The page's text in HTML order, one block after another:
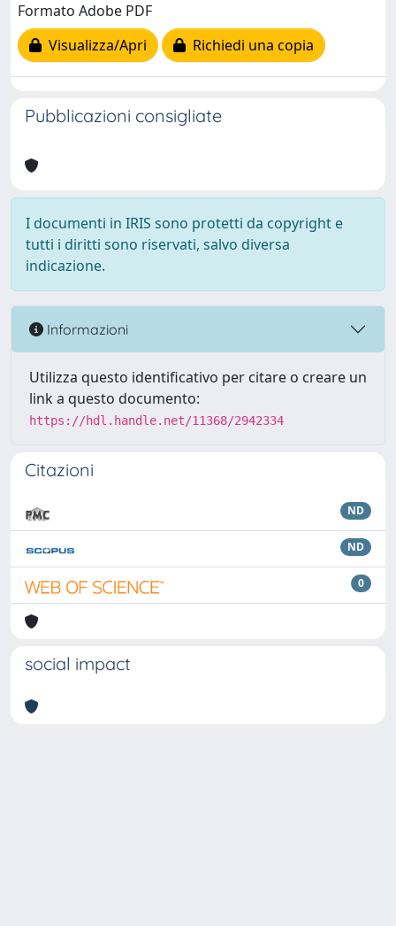
Formato Adobe PDF
Visualizza/Apri
Richiedi una copia
Pubblicazioni consigliate
I documenti in IRIS sono protetti da copyright e
tutti i diritti sono riservati, salvo diversa
indicazione.
Informazioni
Utilizza questo identificativo per citare o creare un
link a questo documento:
https://hdl.handle.net/11368/2942334
Citazioni
ND
ND
0
social impact